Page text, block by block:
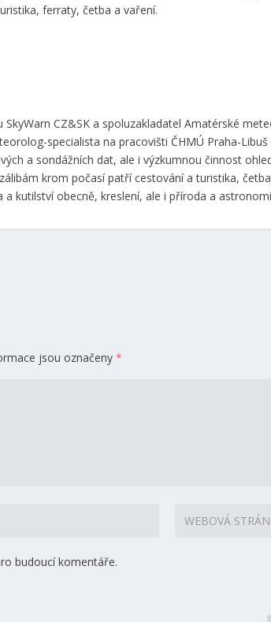
ferraty, četba a vaření.
CZ&SK a spoluzakladatel Amatérské
specialista na pracovišti ČHMÚ Praha-
a sondážních dat, ale i výzkumnou činnost
krom počasí patří cestování a turistika,
a kutilství obecně, kreslení, ale i příroda a
jsou označeny*
budoucí komentáře.